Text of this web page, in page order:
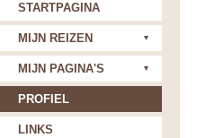
STARTPAGINA
MIJN REIZEN
MIJN PAGINA'S
PROFIEL
LINKS